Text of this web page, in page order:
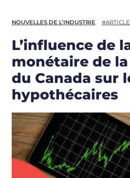
NOUVELLES DE L’INDUSTRIE
L’influence de
monétaire de
du Canada sur
hypothécaires